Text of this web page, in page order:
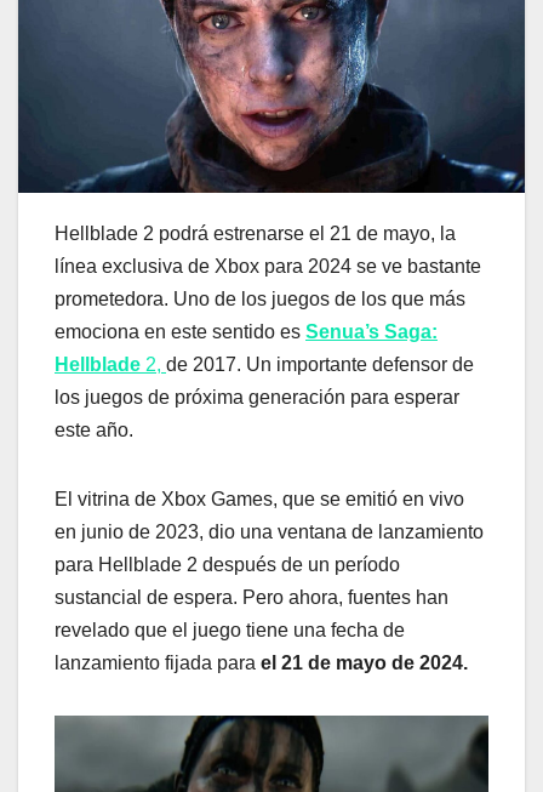
Hellblade 2 podrá estrenarse el 21 de mayo, la
línea exclusiva de Xbox para 2024 se ve bastante
prometedora. Uno de los juegos de los que más
emociona en este sentido es Senua’s Saga:
Hellblade 2, de 2017. Un importante defensor de
los juegos de próxima generación para esperar
este año.
El vitrina de Xbox Games, que se emitió en vivo
en junio de 2023, dio una ventana de lanzamiento
para Hellblade 2 después de un período
sustancial de espera. Pero ahora, fuentes han
revelado que el juego tiene una fecha de
lanzamiento fijada para el 21 de mayo de 2024.